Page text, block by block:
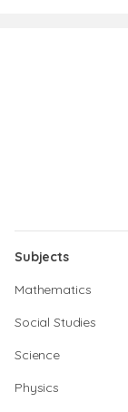
Subjects
Mathematics
Social Studies
Science
Physics